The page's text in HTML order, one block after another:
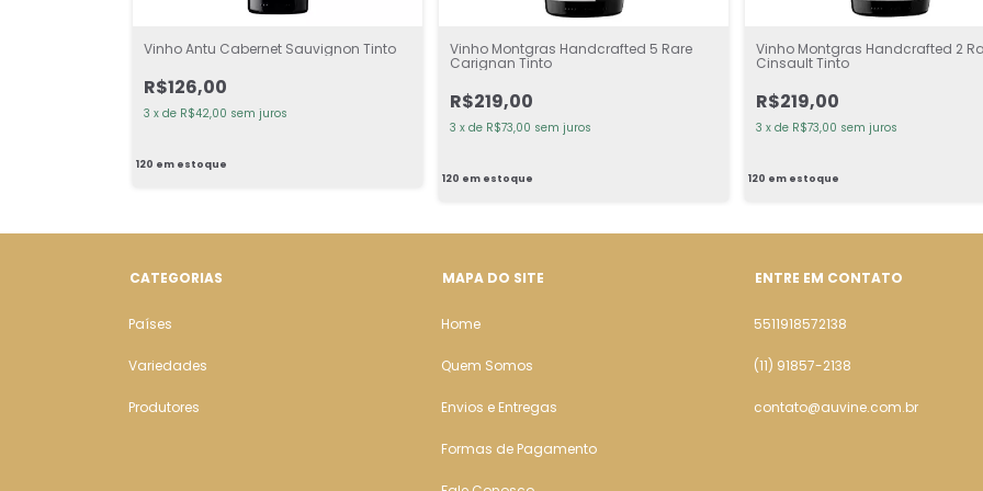
Vinho Antu Cabernet Sauvignon Tinto
R$126,00
3 x de R$42,00 sem juros
120 em estoque
Vinho Montgras Handcrafted 5 Rare
Carignan Tinto
R$219,00
3 x de R$73,00 sem juros
120 em estoque
Vinho Montgras Handcrafted 2
Cinsault Tinto
R$219,00
3 x de R$73,00 sem juros
120 em estoque
CATEGORIAS
Países
Variedades
Produtores
MAPA DO SITE
Home
Quem Somos
Envios e Entregas
Formas de Pagamento
ENTRE EM CONTATO
5511918572138
(11) 91857-2138
contato@auvine.com.br